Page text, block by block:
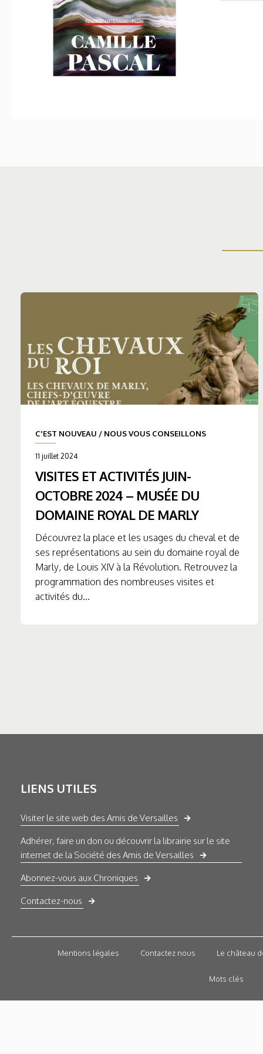
C'EST NOUVEAU / NOUS VOUS CONSEILLONS
11 juillet 2024
VISITES ET ACTIVITÉS JUIN-
OCTOBRE 2024 – MUSÉE DU
DOMAINE ROYAL DE MARLY
Découvrez la place et les usages du cheval et de
ses représentations au sein du domaine royal de
Marly, de Louis XIV à la Révolution. Retrouvez la
programmation des nombreuses visites et
activités du...
LIENS UTILES
Visiter le site web des Amis de Versailles
Adhérer, faire un don ou découvrir la librairie sur le site
internet de la Société des Amis de Versailles
Abonnez-vous aux Chroniques
Contactez-nous
Mentions légales Contactez nous Le château
Mots clés